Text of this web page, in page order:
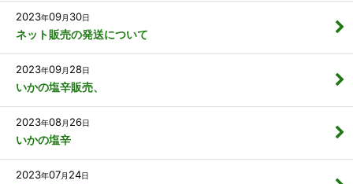
2023年09月 30日
ネット販売の発送について
2023年09月 28日
いかの塩辛販売、
2023年08月 26日
いかの塩辛
2023年07月 24日